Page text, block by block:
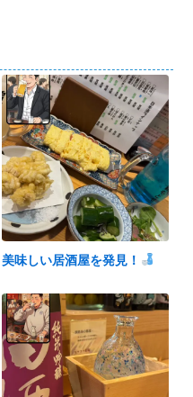
美味しい居酒屋を発見！